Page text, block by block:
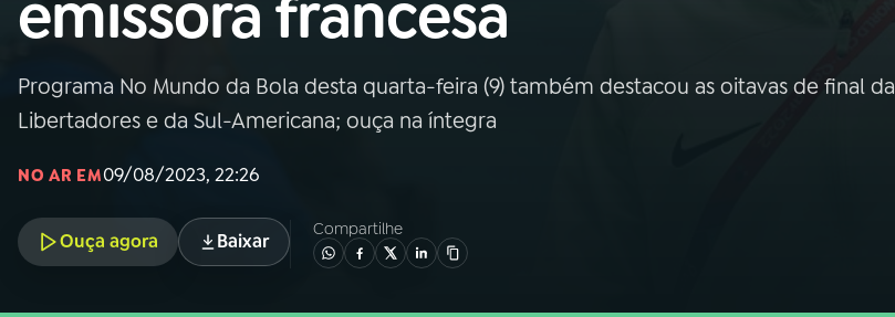
02A RÁDIO
03PROGRAMAÇÃO
emissora francesa
Programa No Mundo da Bola desta quarta-feira (9) também destacou as oitavas de final da
Libertadores e da Sul-Americana; ouça na íntegra
NO AR EM09/08/2023, 22:26
Ouça agora Baixar
Compartilhe